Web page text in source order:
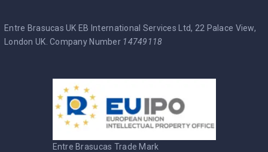
Entre Brasucas UK EB International Services Ltd, 22 Palace View,
London UK. Company Number 14749118
Entre Brasucas Trade Mark